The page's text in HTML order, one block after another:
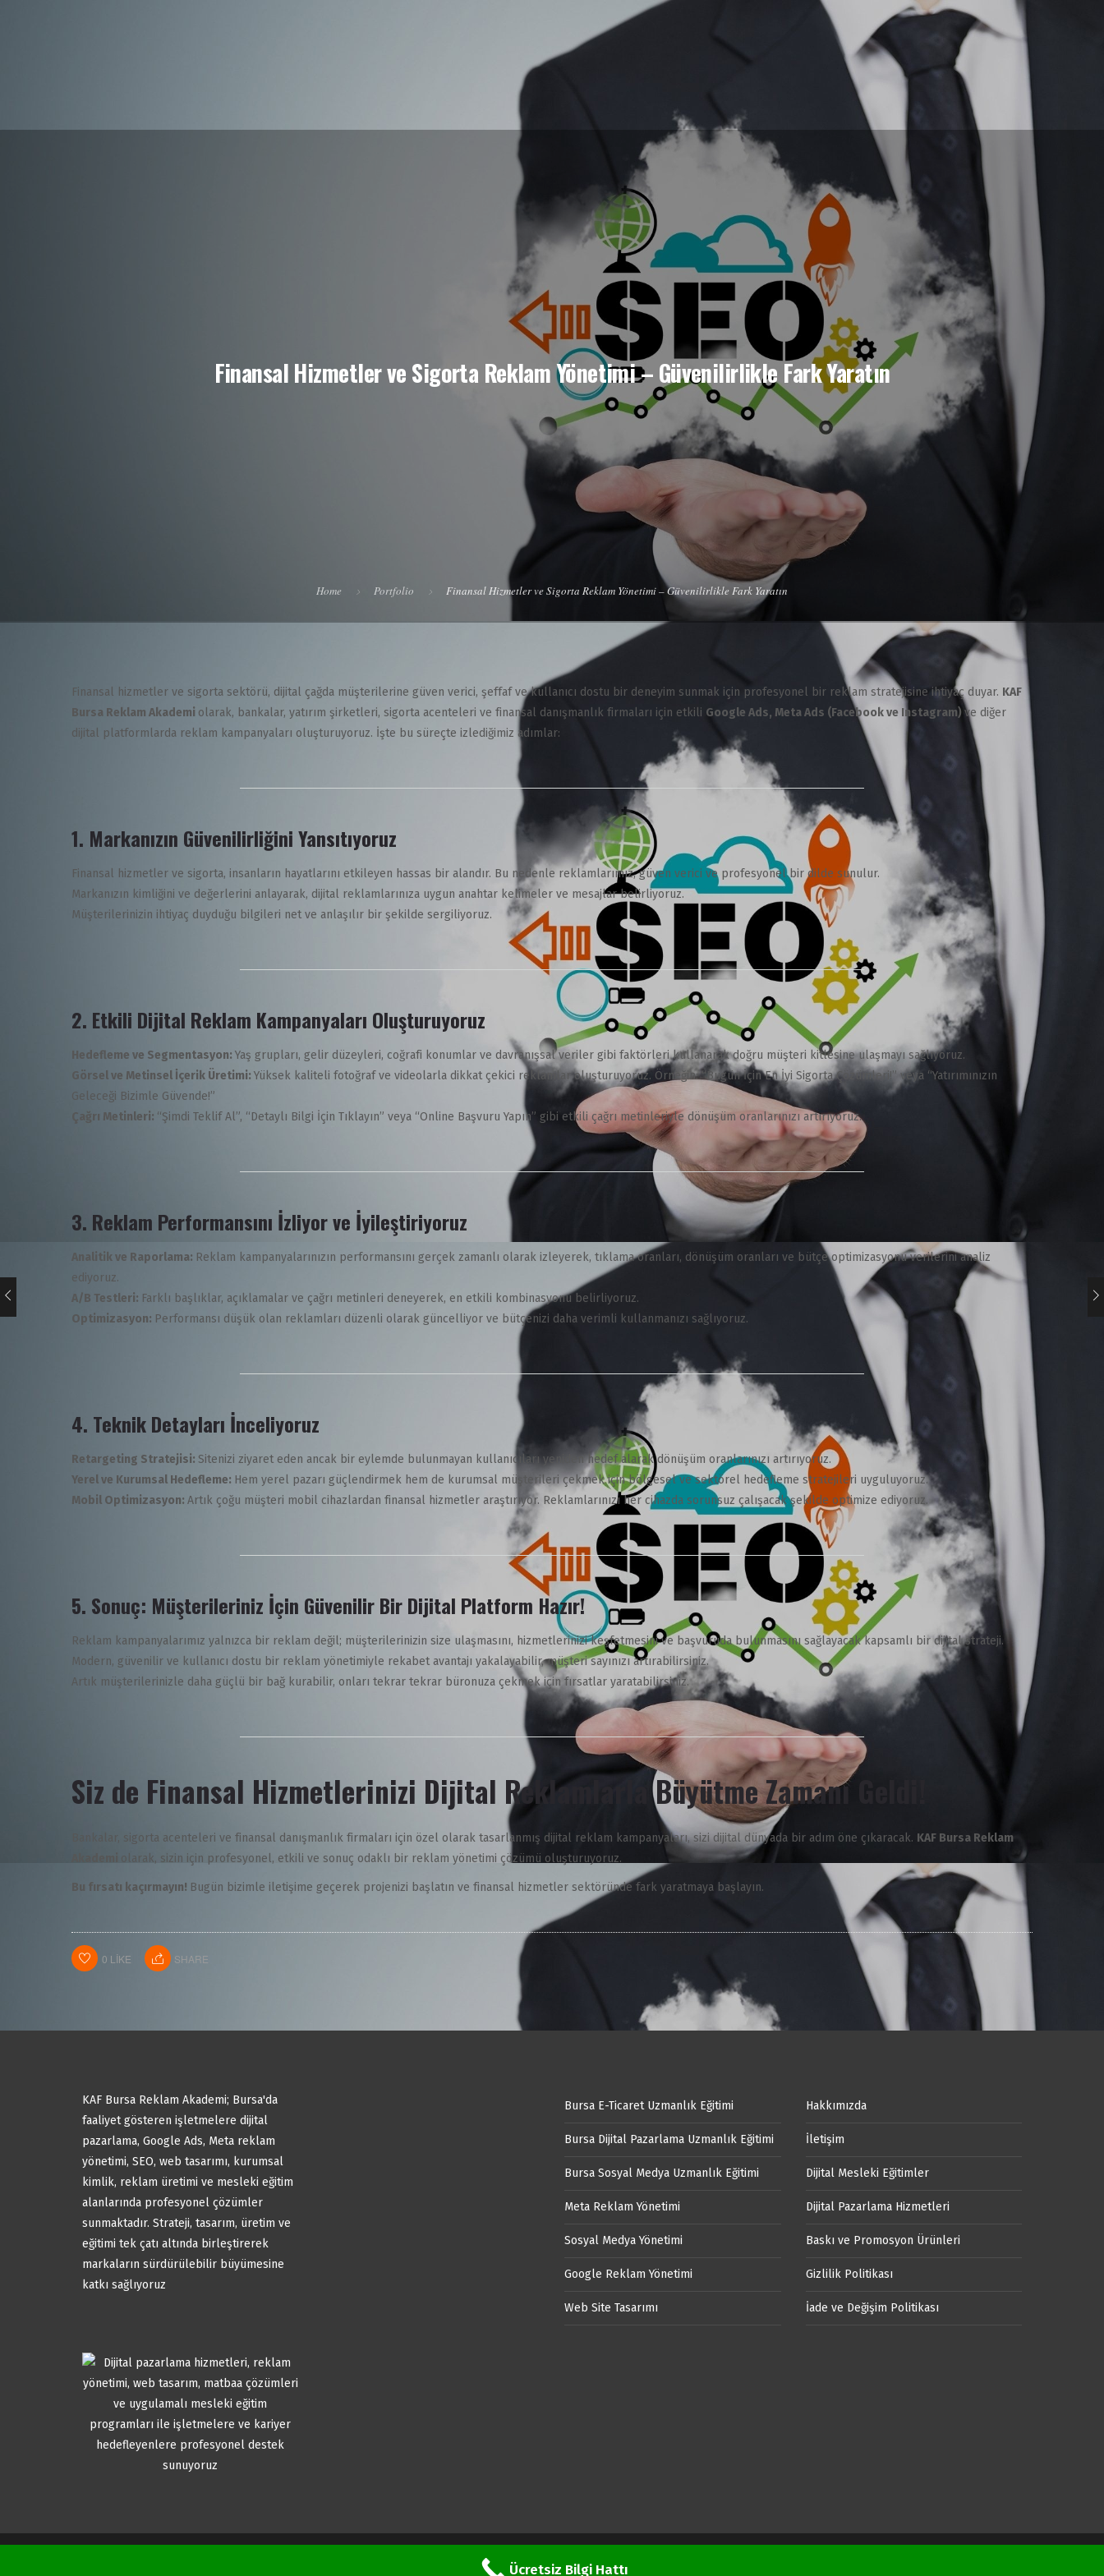
DIJITAL PAZARLAMA HIZMETLERI DIJITAL MESLEKI EĞITIMLER HAKKIMIZDA
Finansal Hizmetler ve Sigorta Reklam Yönetimi – Güvenilirlikle Fark Yaratın
Home Portfolio Finansal Hizmetler ve Sigorta Reklam Yönetimi – Güvenilirlikle Fark Yaratın
Finansal hizmetler ve sigorta sektörü, dijital çağda müşterilerine güven verici, şeffaf ve kullanıcı dostu bir deneyim sunmak için profesyonel bir reklam stratejisine ihtiyaç duyar. KAF
Bursa Reklam Akademi olarak, bankalar, yatırım şirketleri, sigorta acenteleri ve finansal danışmanlık firmaları için etkili Google Ads, Meta Ads (Facebook ve Instagram) ve diğer
dijital platformlarda reklam kampanyaları oluşturuyoruz. İşte bu süreçte izlediğimiz adımlar:
1. Markanızın Güvenilirliğini Yansıtıyoruz
Finansal hizmetler ve sigorta, insanların hayatlarını etkileyen hassas bir alandır. Bu nedenle reklamlarımız, güven verici ve profesyonel bir dilde sunulur.
Markanızın kimliğini ve değerlerini anlayarak, dijital reklamlarınıza uygun anahtar kelimeler ve mesajlar belirliyoruz.
Müşterilerinizin ihtiyaç duyduğu bilgileri net ve anlaşılır bir şekilde sergiliyoruz.
2. Etkili Dijital Reklam Kampanyaları Oluşturuyoruz
Hedefleme ve Segmentasyon: Yaş grupları, gelir düzeyleri, coğrafi konumlar ve davranışsal veriler gibi faktörleri kullanarak doğru müşteri kitlesine ulaşmayı sağlıyoruz.
Görsel ve Metinsel İçerik Üretimi: Yüksek kaliteli fotoğraf ve videolarla dikkat çekici reklamlar oluşturuyoruz. Örneğin: “Bugün İçin En İyi Sigorta Çözümleri!” veya “Yatırımınızın
Geleceği Bizimle Güvende!”
Çağrı Metinleri: “Şimdi Teklif Al”, “Detaylı Bilgi İçin Tıklayın” veya “Online Başvuru Yapın” gibi etkili çağrı metinleriyle dönüşüm oranlarınızı artırıyoruz.
3. Reklam Performansını İzliyor ve İyileştiriyoruz
Analitik ve Raporlama: Reklam kampanyalarınızın performansını gerçek zamanlı olarak izleyerek, tıklama oranları, dönüşüm oranları ve bütçe optimizasyonu verilerini analiz
ediyoruz.
A/B Testleri: Farklı başlıklar, açıklamalar ve çağrı metinleri deneyerek, en etkili kombinasyonu belirliyoruz.
Optimizasyon: Performansı düşük olan reklamları düzenli olarak güncelliyor ve bütçenizi daha verimli kullanmanızı sağlıyoruz.
4. Teknik Detayları İnceliyoruz
Retargeting Stratejisi: Sitenizi ziyaret eden ancak bir eylemde bulunmayan kullanıcıları yeniden hedef alarak dönüşüm oranlarınızı artırıyoruz.
Yerel ve Kurumsal Hedefleme: Hem yerel pazarı güçlendirmek hem de kurumsal müşterileri çekmek için bölgesel ve sektörel hedefleme stratejileri uyguluyoruz.
Mobil Optimizasyon: Artık çoğu müşteri mobil cihazlardan finansal hizmetler araştırıyor. Reklamlarınızı her cihazda sorunsuz çalışacak şekilde optimize ediyoruz.
5. Sonuç: Müşterileriniz İçin Güvenilir Bir Dijital Platform Hazır!
Reklam kampanyalarımız yalnızca bir reklam değil; müşterilerinizin size ulaşmasını, hizmetlerinizi keşfetmesini ve başvuruda bulunmasını sağlayacak kapsamlı bir dijital strateji.
Modern, güvenilir ve kullanıcı dostu bir reklam yönetimiyle rekabet avantajı yakalayabilir, müşteri sayınızı artırabilirsiniz.
Artık müşterilerinizle daha güçlü bir bağ kurabilir, onları tekrar tekrar büronuza çekmek için fırsatlar yaratabilirsiniz.
Siz de Finansal Hizmetlerinizi Dijital Reklamlarla Büyütme Zamanı Geldi!
Bankalar, sigorta acenteleri ve finansal danışmanlık firmaları için özel olarak tasarlanmış dijital reklam kampanyaları, sizi dijital dünyada bir adım öne çıkaracak. KAF Bursa Reklam
olarak, sizin için profesyonel, etkili ve sonuç odaklı bir reklam yönetimi çözümü oluşturuyoruz.
Bu fırsatı kaçırmayın! Bugün bizimle iletişime geçerek projenizi başlatın ve finansal hizmetler sektöründe fark yaratmaya başlayın.
0 LIKE SHARE
KAF Bursa Reklam Akademi; Bursa'da
faaliyet gösteren işletmelere dijital
pazarlama, Google Ads, Meta reklam
yönetimi, SEO, web tasarımı, kurumsal
kimlik, reklam üretimi ve mesleki eğitim
alanlarında profesyonel çözümler
sunmaktadır. Strateji, tasarım, üretim ve
eğitimi tek çatı altında birleştirerek
markaların sürdürülebilir büyümesine
katkı sağlıyoruz
Bursa E-Ticaret Uzmanlık Eğitimi
Bursa Dijital Pazarlama Uzmanlık Eğitimi
Bursa Sosyal Medya Uzmanlık Eğitimi
Meta Reklam Yönetimi
Sosyal Medya Yönetimi
Google Reklam Yönetimi
Web Site Tasarımı
Hakkımızda
İletişim
Dijital Mesleki Eğitimler
Dijital Pazarlama Hizmetleri
Baskı ve Promosyon Ürünleri
Gizlilik Politikası
İade ve Değişim Politikası
Ücretsiz Bilgi Hattı